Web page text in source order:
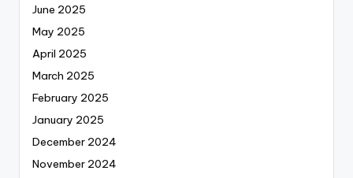
June 2025
May 2025
April 2025
March 2025
February 2025
January 2025
December 2024
November 2024